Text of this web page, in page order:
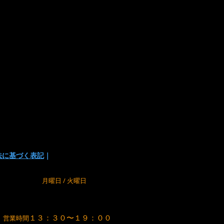
基づく表記｜
月曜日 / 火曜日
営業時間 １３：３０〜１９：００